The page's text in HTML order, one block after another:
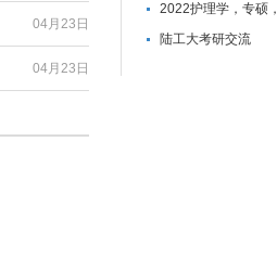
04月23日
04月23日
2022护理学，专硕，
陆工大考研交流